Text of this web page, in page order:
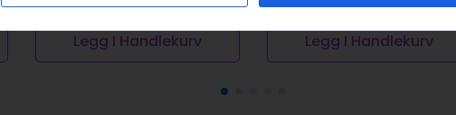
Legg I Handlekurv Legg I Handlekurv